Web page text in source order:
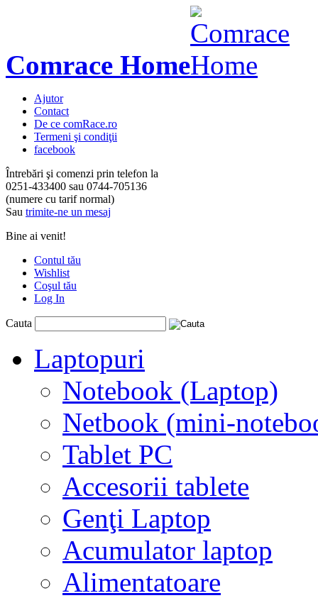
Comrace Home
Ajutor
Contact
De ce comRace.ro
Termeni şi condiţii
facebook
Întrebări şi comenzi prin telefon la
0251-433400 sau 0744-705136
(numere cu tarif normal)
Sau trimite-ne un mesaj
Bine ai venit!
Contul tău
Wishlist
Coşul tău
Log In
Cauta
Laptopuri
Notebook (Laptop)
Netbook (mini-
Tablet PC
Accesorii tablete
Genţi Laptop
Acumulator laptop
Alimentatoare